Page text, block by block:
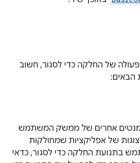
של החלקה כדי לסגור, חשוב
הבאים:
אחרים של ממשק המשתמש
של אפליקציות שמחולקות
בתנועת החלקה כדי לסגור, כדאי